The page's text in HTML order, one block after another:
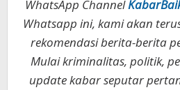
WhatsApp Channel
Whatsapp ini, kami akan
rekomendasi berita-berita
Mulai kriminalitas, politik,
update kabar seputar